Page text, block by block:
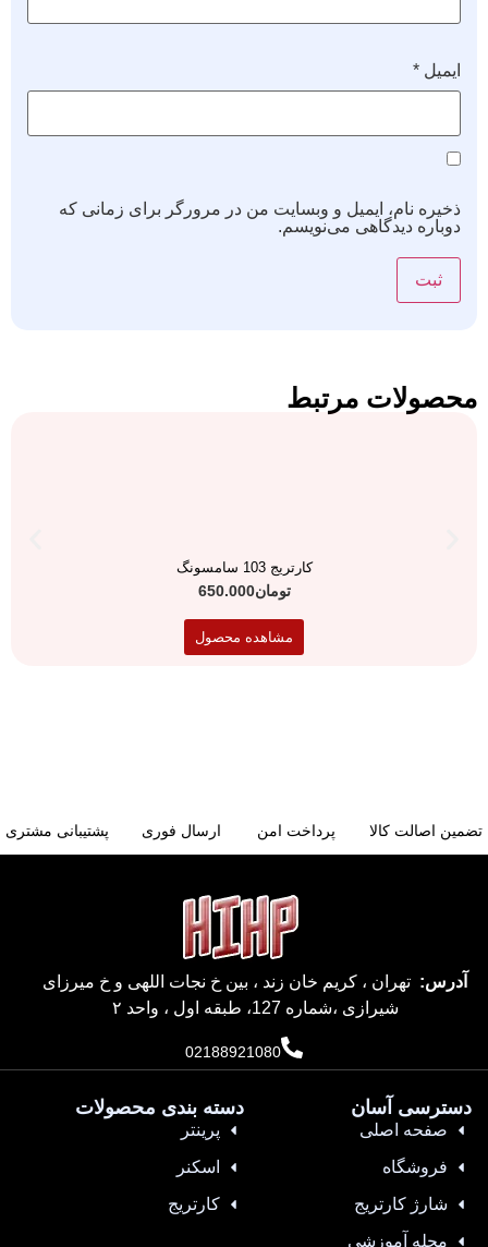
ایمیل *
ذخیره نام، ایمیل و وبسایت من در مرورگر برای زمانی که
دوباره دیدگاهی می‌نویسم.
محصولات مرتبط
کارتریج 103 سامسونگ
تومان650.000
مشاهده محصول
تضمین اصالت کالا پرداخت امن ارسال فوری پشتیبانی مشتری
آدرس: تهران ، کریم خان زند ، بین خ نجات اللهی و خ میرزای
شیرازی ،شماره 127، طبقه اول ، واحد ۲
02188921080
دسترسی آسان
صفحه اصلی
فروشگاه
شارژ کارتریج
مجله آموزشی
دسته بندی محصولات
پرینتر
اسکنر
کارتریج